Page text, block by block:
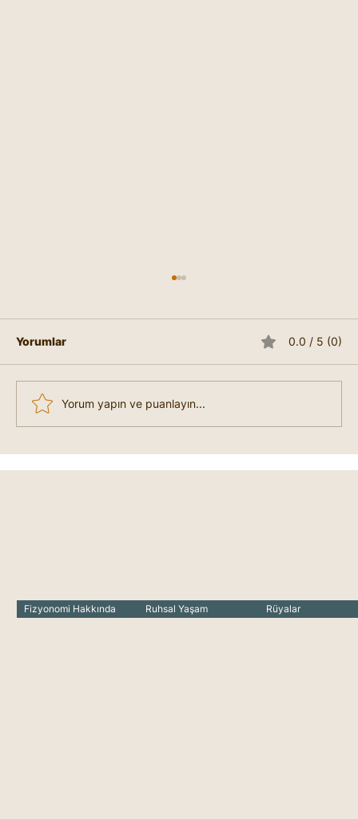
Fizyonomi Hakkında Ruhsal Yaşam Rüyalar
Yorumlar 0.0 / 5 (0)
Yorum yapın ve puanlayın...